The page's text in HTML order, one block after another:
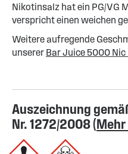
Nikotinsalz hat ein PG/VG
verspricht einen weichen
Weitere aufregende
unserer Bar Juice 5000 Nic
Auszeichnung
Nr. 1272/2008 (